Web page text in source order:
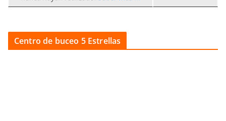
Centro de buceo 5 Estrellas